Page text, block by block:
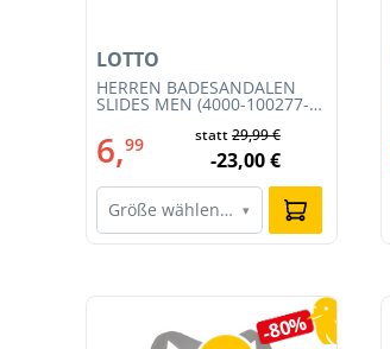
HERREN BADESANDALEN
SLIDES MEN (4000-100277-
LOTTO
6,99 statt29,99 €
-23,00 €
Größe wählen… ▾
Produktgalerie überspringen
-80%